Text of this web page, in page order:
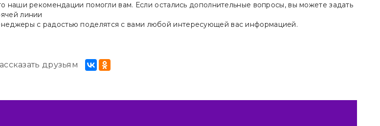
наши рекомендации помогли вам. Если остались дополнительные вопросы, вы можете задать
линии
с радостью поделятся с вами любой интересующей вас информацией.
друзьям